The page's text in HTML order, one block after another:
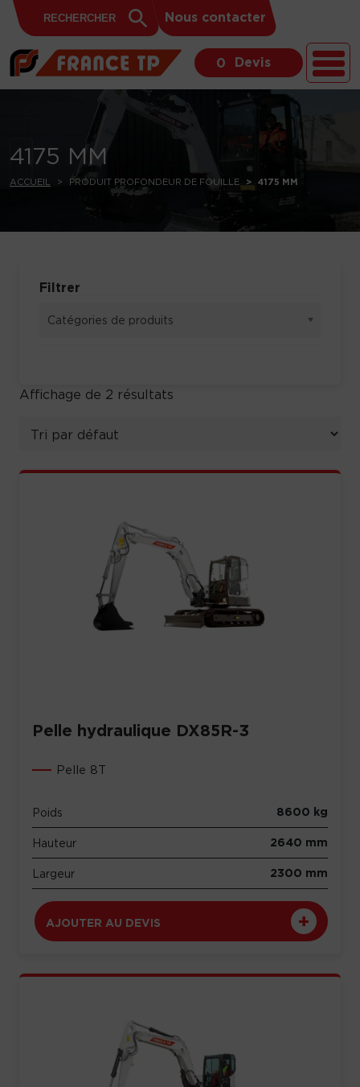
Skip to content
for:
Search
Button
Nous contacter
0 Devis
4175 MM
ACCUEIL PRODUIT PROFONDEUR DE FOUILLE 4175 MM
Filtrer
Catégories de produits
Affichage de 2 résultats
Pelle hydraulique DX85R-3
Pelle 8T
Poids 8600 kg
Hauteur 2640 mm
Largeur 2300 mm
AJOUTER AU DEVIS